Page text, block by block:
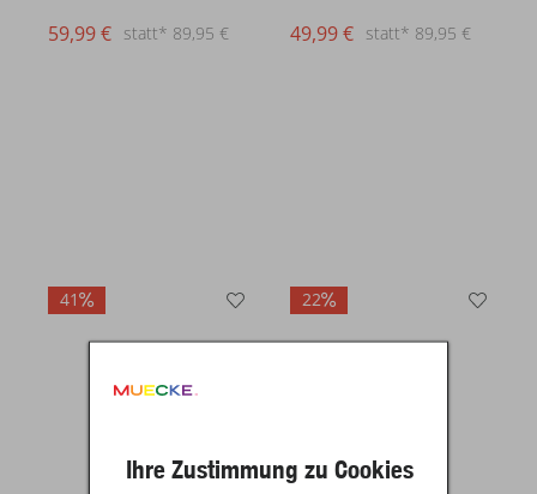
statt* 89,95 €
59,99 € statt* 89,95 €
49,99 €
41 22
Ihre Zustimmung zu Cookies